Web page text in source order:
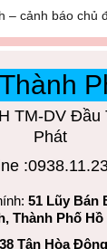
– cảnh báo chủ
TM-DV Đầu
Phát
51 Lũy Bán
Thành Phố
Tân Hòa